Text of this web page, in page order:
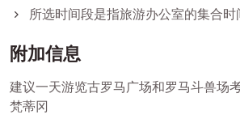
所选时间段是指旅游办公室的集合时
附加信息
建议一天游览古罗马广场和罗马斗兽场
梵蒂冈